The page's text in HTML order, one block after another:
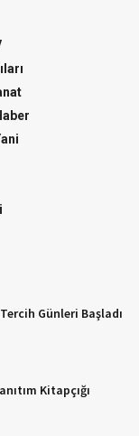
Günleri Başladı
Kitapçığı